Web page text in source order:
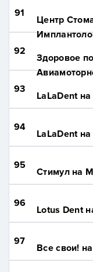
91
Центр
92
Здоровое
93
LaLaDent
94
LaLaDent
95
Стимул на
96
Lotus Dent
97
Все cвои!